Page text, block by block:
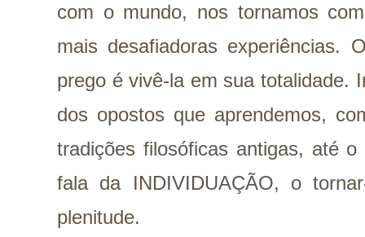
com o mundo, nos tornamos
mais desafiadoras experiências.
prego é vivê-la em sua totalidade.
dos opostos que aprendemos,
tradições filosóficas antigas, até
fala da INDIVIDUAÇÃO, o
plenitude.